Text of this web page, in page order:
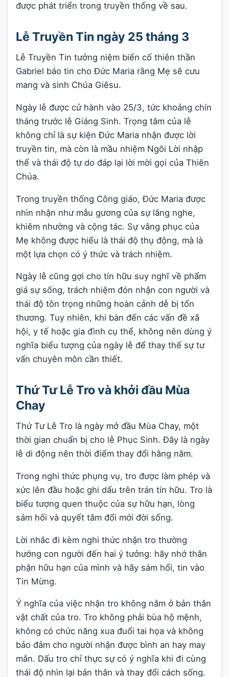
được phát triển trong truyền thống về sau.
Lễ Truyền Tin ngày 25 tháng 3
Lễ Truyền Tin tưởng niệm biến cố thiên thần
Gabriel báo tin cho Đức Maria rằng Mẹ sẽ cưu
mang và sinh Chúa Giêsu.
Ngày lễ được cử hành vào 25/3, tức khoảng chín
tháng trước lễ Giáng Sinh. Trọng tâm của lễ
không chỉ là sự kiện Đức Maria nhận được lời
truyền tin, mà còn là mầu nhiệm Ngôi Lời nhập
thể và thái độ tự do đáp lại lời mời gọi của Thiên
Chúa.
Trong truyền thống Công giáo, Đức Maria được
nhìn nhận như mẫu gương của sự lắng nghe,
khiêm nhường và cộng tác. Sự vâng phục của
Mẹ không được hiểu là thái độ thụ động, mà là
một lựa chọn có ý thức và trách nhiệm.
Ngày lễ cũng gợi cho tín hữu suy nghĩ về phẩm
giá sự sống, trách nhiệm đón nhận con người và
thái độ tôn trọng những hoàn cảnh dễ bị tổn
thương. Tuy nhiên, khi bàn đến các vấn đề xã
hội, y tế hoặc gia đình cụ thể, không nên dùng ý
nghĩa biểu tượng của ngày lễ để thay thế sự tư
vấn chuyên môn cần thiết.
Thứ Tư Lễ Tro và khởi đầu Mùa
Chay
Thứ Tư Lễ Tro là ngày mở đầu Mùa Chay, một
thời gian chuẩn bị cho lễ Phục Sinh. Đây là ngày
lễ di động nên thời điểm thay đổi hằng năm.
Trong nghi thức phụng vụ, tro được làm phép và
xức lên đầu hoặc ghi dấu trên trán tín hữu. Tro là
biểu tượng quen thuộc của sự hữu hạn, lòng
sám hối và quyết tâm đổi mới đời sống.
Lời nhắc đi kèm nghi thức nhận tro thường
hướng con người đến hai ý tưởng: hãy nhớ thân
phận hữu hạn của mình và hãy sám hối, tin vào
Tin Mừng.
Ý nghĩa của việc nhận tro không nằm ở bản thân
vật chất của tro. Tro không phải bùa hộ mệnh,
không có chức năng xua đuổi tai họa và không
bảo đảm cho người nhận được bình an hay may
mắn. Dấu tro chỉ thực sự có ý nghĩa khi đi cùng
thái độ nhìn lại bản thân và thay đổi cách sống.